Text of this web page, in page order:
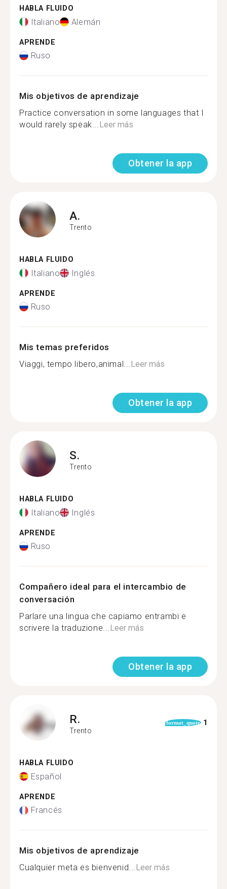
HABLA FLUIDO
Italiano Alemán
APRENDE
Ruso
Mis objetivos de aprendizaje
Practice conversation in some languages that I
would rarely speak...Leer más
Obtener la app
A.
Trento
HABLA FLUIDO
Italiano Inglés
APRENDE
Ruso
Mis temas preferidos
Viaggi, tempo libero,animal...Leer más
Obtener la app
S.
Trento
HABLA FLUIDO
Italiano Inglés
APRENDE
Ruso
Compañero ideal para el intercambio de
conversación
Parlare una lingua che capiamo entrambi e
scrivere la traduzione...Leer más
Obtener la app
R.
Trento
format_quote 1
HABLA FLUIDO
Español
APRENDE
Francés
Mis objetivos de aprendizaje
Cualquier meta es bienvenid...Leer más